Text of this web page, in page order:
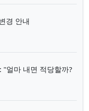
경 안내
얼마 내면 적당할까?